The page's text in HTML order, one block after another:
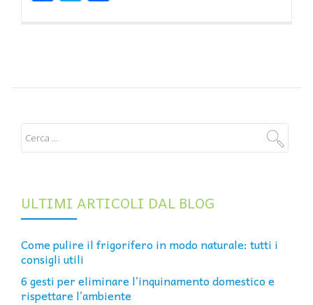
ULTIMI ARTICOLI DAL BLOG
Come pulire il frigorifero in modo naturale: tutti i
consigli utili
6 gesti per eliminare l’inquinamento domestico e
rispettare l’ambiente